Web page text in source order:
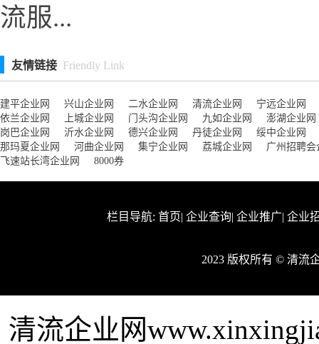
流服...
友情链接 Friendly Link
建平企业网 兴山企业网 二水企业网 清流企业网
宁远企业网
依兰企业网
上城企业网 门头沟企业网 九如企业网
澎湖企业网
岗巴企业网
沂水企业网 德兴企业网 丹徒企业网
绥中企业网
那玛夏企业网
河曲企业网 集宁企业网 荔城企业网
广州招聘会
飞速站长湾企业网
8000券
栏目导航: 首页| 企业查询| 企业推广| 企业
2023 版权所有 © 清流
清流企业网